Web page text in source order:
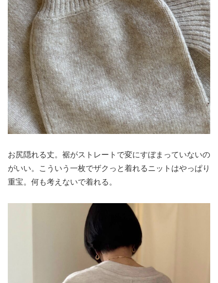
お尻隠れる丈。裾がストレートで変にすぼまっていないの
がいい。こういう一枚でザクっと着れるニットはやっぱり
重宝。何も考えないで着れる。